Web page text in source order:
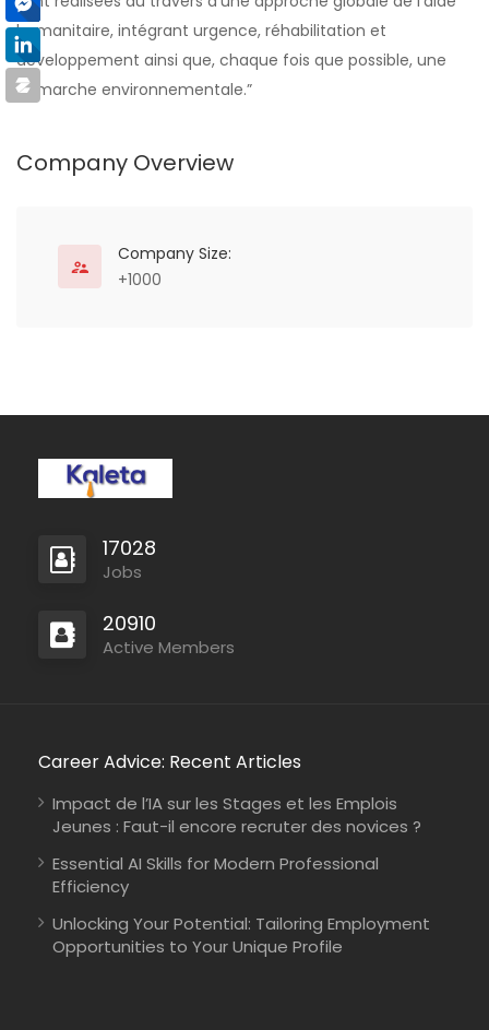
humanitaire, intégrant urgence, réhabilitation et
développement ainsi que, chaque fois que possible, une
démarche environnementale.”
Company Overview
Company Size:
+1000
17028
Jobs
20910
Active Members
Career Advice: Recent Articles
Impact de l’IA sur les Stages et les Emplois
Jeunes : Faut-il encore recruter des novices ?
Essential AI Skills for Modern Professional
Efficiency
Unlocking Your Potential: Tailoring Employment
Opportunities to Your Unique Profile